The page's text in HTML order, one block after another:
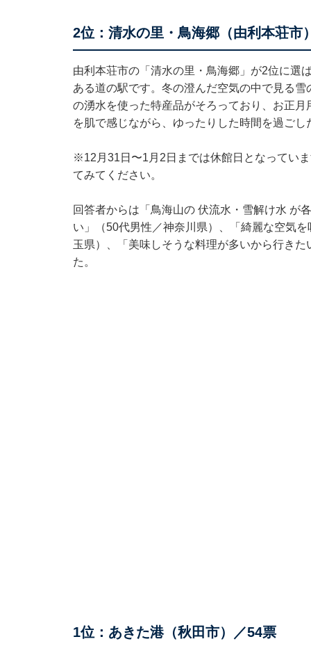
2位：清水の里・鳥海郷（由利本荘市
由利本荘市の「清水の里・鳥海郷」が2位に選
ある道の駅です。冬の澄んだ空気の中で見る
の湧水を使った特産品がそろっており、お正
を肌で感じながら、ゆったりした時間を過ご
※12月31日〜1月2日までは休館日となってい
てみてください。
回答者からは「鳥海山の 伏流水・雪解け水 が
い」（50代男性／神奈川県）、「綺麗な空気
玉県）、「美味しそうな料理が多いから行き
た。
1位：あきた港（秋田市）／54票